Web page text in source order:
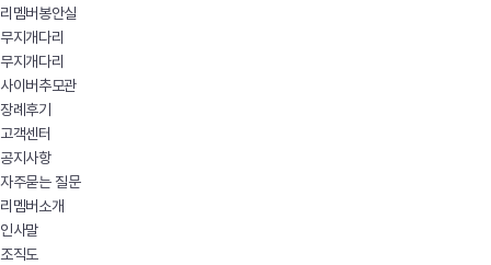
리멤버봉안실
무지개다리
무지개다리
사이버추모관
장례후기
고객센터
공지사항
자주묻는 질문
리멤버소개
인사말
조직도